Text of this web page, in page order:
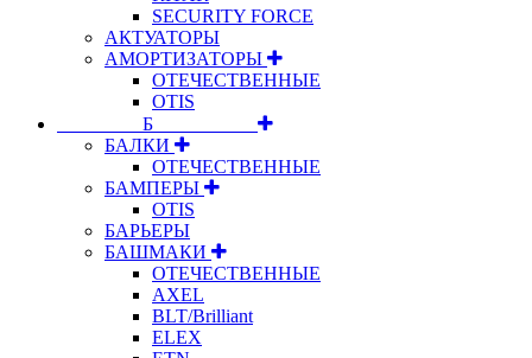
SECURITY FORCE
АКТУАТОРЫ
АМОРТИЗАТОРЫ
ОТЕЧЕСТВЕННЫЕ
OTIS
⠀⠀⠀⠀⠀⠀Б⠀⠀⠀⠀⠀⠀⠀
БАЛКИ
ОТЕЧЕСТВЕННЫЕ
БАМПЕРЫ
OTIS
БАРЬЕРЫ
БАШМАКИ
ОТЕЧЕСТВЕННЫЕ
AXEL
BLT/Brilliant
ELEX